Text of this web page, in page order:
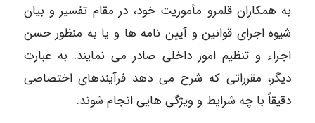
به همکاران قلمرو مأموریت خود، در مقام تفسیر و بیان
شیوه اجرای قوانین و آیین نامه ها و یا به منظور حسن
اجراء و تنظیم امور داخلی صادر می نمایند. به عبارت
دیگر، مقرراتی که شرح می دهد فرآیندهای اختصاصی
دقیقاً با چه شرایط و ویژگی هایی انجام شوند.